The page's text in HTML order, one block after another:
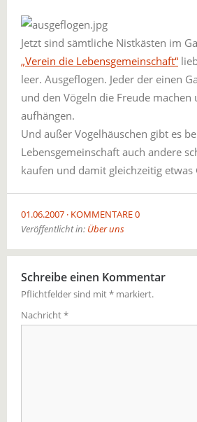
Jetzt sind sämtliche Nistkästen im
„Verein die Lebensgemeinschaft“
leer. Ausgeflogen. Jeder der einen
und den Vögeln die Freude machen
aufhängen.
Und außer Vogelhäuschen gibt es
Lebensgemeinschaft auch andere
kaufen und damit gleichzeitig etwas
01.06.2007 KOMMENTARE 0
Veröffentlicht in: Über uns
Schreibe einen Kommentar
Pflichtfelder sind mit* markiert.
Nachricht*